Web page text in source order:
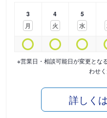
3
月
4
火
5
水
※営業日・相談可能日が変更とな
わせく
詳しく